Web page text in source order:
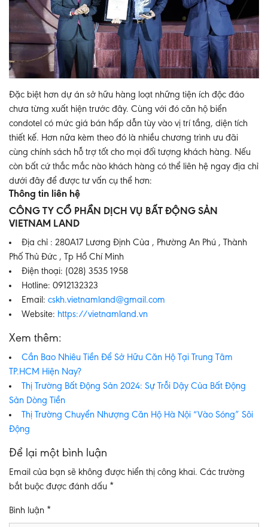
Đặc biệt hơn dự án sở hữu hàng loạt những tiện ích độc đáo
chưa từng xuất hiện trước đây. Cùng với đó căn hộ biển
condotel có mức giá bán hấp dẫn tùy vào vị trí tầng, diện tích
thiết kế. Hơn nữa kèm theo đó là nhiều chương trình ưu đãi
cùng chính sách hỗ trợ tốt cho mọi đối tượng khách hàng. Nếu
còn bất cứ thắc mắc nào khách hàng có thể liên hệ ngay địa chỉ
dưới đây để được tư vấn cụ thể hơn:
Thông tin liên hệ
CÔNG TY CỔ PHẦN DỊCH VỤ BẤT ĐỘNG SẢN
VIETNAM LAND
Địa chỉ : 280A17 Lương Định Của , Phường An Phú , Thành
Phố Thủ Đức , Tp Hồ Chí Minh
Điện thoại: (028) 3535 1958
Hotline: 0912132323
Email: cskh.vietnamland@gmail.com
Website: https://vietnamland.vn
Xem thêm:
Cần Bao Nhiêu Tiền Để Sở Hữu Căn Hộ Tại Trung Tâm
TP.HCM Hiện Nay?
Thị Trường Bất Động Sản 2024: Sự Trỗi Dậy Của Bất Động
Sản Dòng Tiền
Thị Trường Chuyển Nhượng Căn Hộ Hà Nội “Vào Sóng” Sôi
Động
Để lại một bình luận
Email của bạn sẽ không được hiển thị công khai. Các trường
bắt buộc được đánh dấu *
Bình luận *